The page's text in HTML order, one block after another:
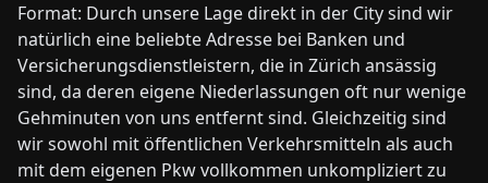
Format: Durch unsere Lage direkt in der City sind wir
natürlich eine beliebte Adresse bei Banken und
Versicherungsdienstleistern, die in Zürich ansässig
sind, da deren eigene Niederlassungen oft nur wenige
Gehminuten von uns entfernt sind. Gleichzeitig sind
wir sowohl mit öffentlichen Verkehrsmitteln als auch
mit dem eigenen Pkw vollkommen unkompliziert zu